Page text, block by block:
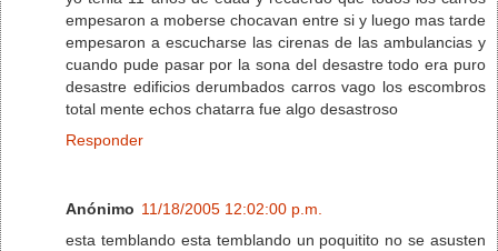
empesaron a moberse chocavan entre si y luego mas tarde
empesaron a escucharse las cirenas de las ambulancias y
cuando pude pasar por la sona del desastre todo era puro
desastre edificios derumbados carros vago los escombros
total mente echos chatarra fue algo desastroso
Responder
Anónimo 11/18/2005 12:02:00 p.m.
esta temblando esta temblando un poquitito no se asusten